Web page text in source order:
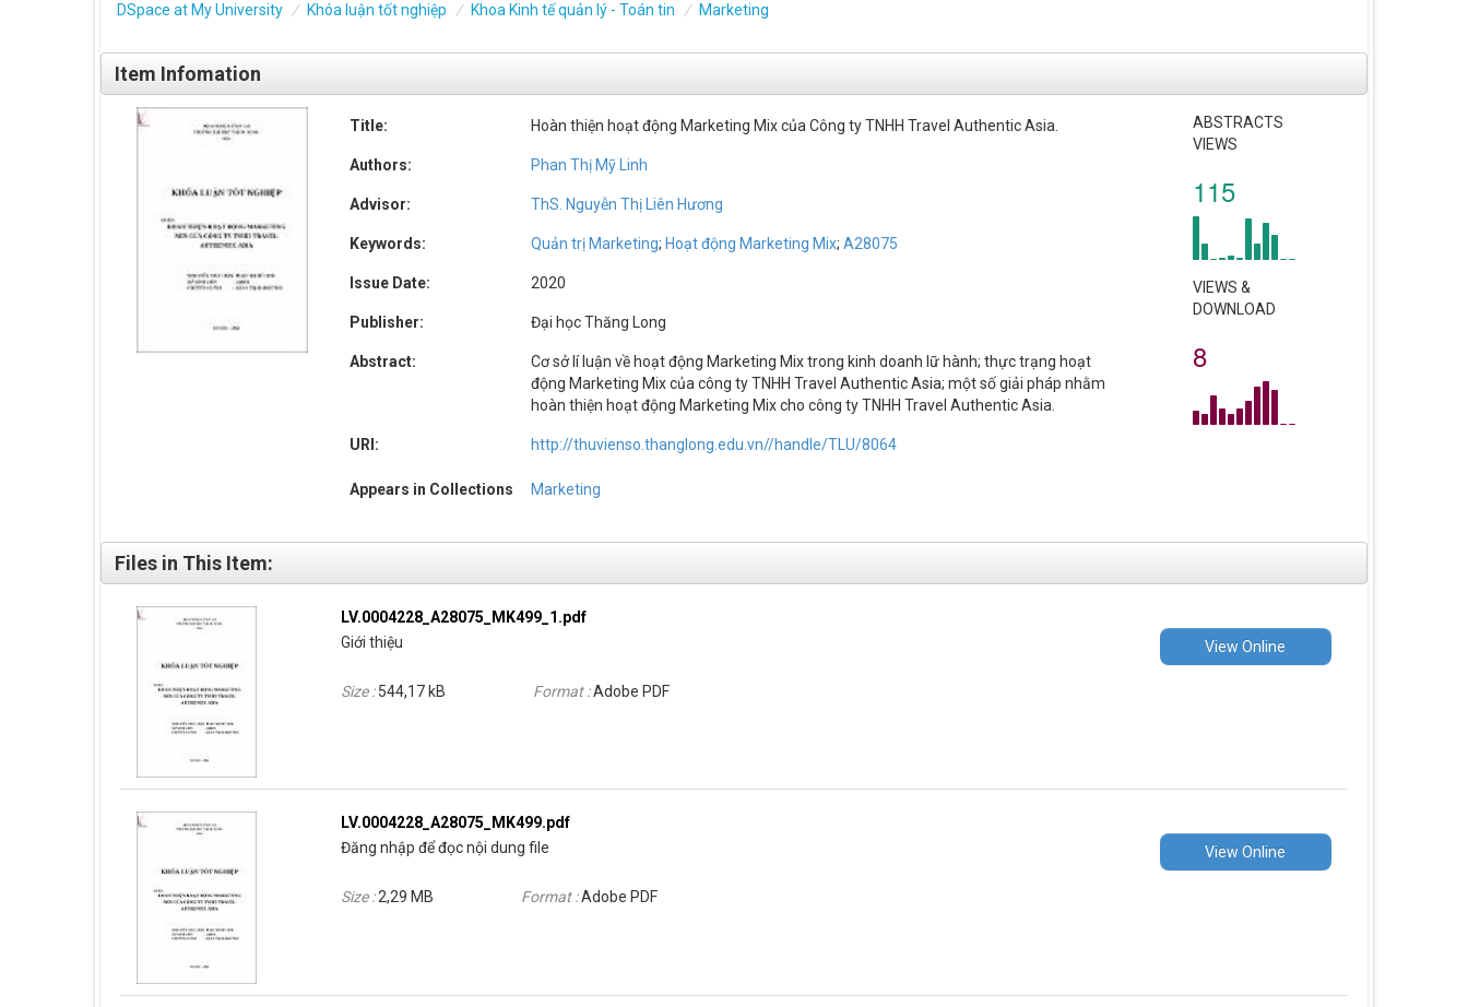
DSpace at My University Khóa luận tốt nghiệp Khoa Kinh tế quản lý - Toán tin Marketing
Item Infomation
Title: Hoàn thiện hoạt động Marketing Mix của Công ty TNHH Travel Authentic Asia.
Authors: Phan Thị Mỹ Linh
Advisor: ThS. Nguyễn Thị Liên Hương
Keywords: Quản trị Marketing; Hoạt động Marketing Mix; A28075
Issue Date: 2020
Publisher: Đại học Thăng Long
Abstract:
Cơ sở lí luận về hoạt động Marketing Mix trong kinh doanh lữ hành; thực trạng hoạt
động Marketing Mix của công ty TNHH Travel Authentic Asia; một số giải pháp nhằm
hoàn thiện hoạt động Marketing Mix cho công ty TNHH Travel Authentic Asia.
URI: http://thuvienso.thanglong.edu.vn//handle/TLU/8064
Appears in Collections Marketing
ABSTRACTS
VIEWS
115
VIEWS &
DOWNLOAD
8
Files in This Item:
LV.0004228_A28075_MK499_1.pdf
Giới thiệu
Size :544,17 kB Format :Adobe PDF
View Online
LV.0004228_A28075_MK499.pdf
Đăng nhập để đọc nội dung file
Size :2,29 MB Format :Adobe PDF
View Online